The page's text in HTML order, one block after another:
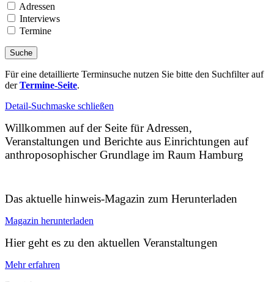
Adressen
Interviews
Termine
Für eine detaillierte Terminsuche nutzen Sie bitte den Suchfilter auf
derTermine-Seite.
Detail-Suchmaske schließen
Willkommen auf der Seite für Adressen,
Veranstaltungen und Berichte aus Einrichtungen auf
anthroposophischer Grundlage im Raum Hamburg
Das aktuelle hinweis-Magazin zum Herunterladen
Magazin herunterladen
Hier geht es zu den aktuellen Veranstaltungen
Mehr erfahren